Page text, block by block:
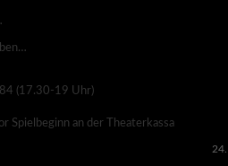
(17.30-19 Uhr)
Spielbeginn an der Theaterkassa
24.